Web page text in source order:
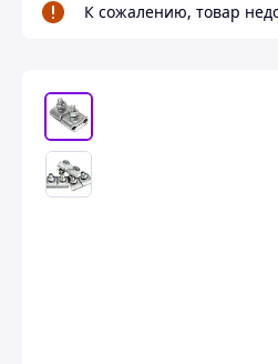
К сожалению, товар